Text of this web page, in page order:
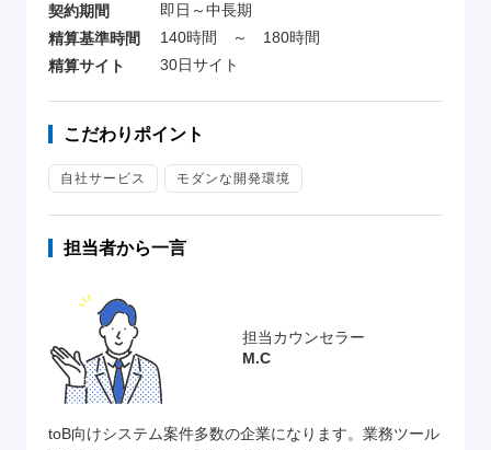
契約期間
即日～中長期
精算基準時間
140時間 ～ 180時間
精算サイト
30日サイト
こだわりポイント
自社サービス モダンな開発環境
担当者から一言
担当カウンセラー
M.C
toB向けシステム案件多数の企業になります。業務ツール